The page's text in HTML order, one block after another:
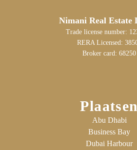
Nimani Real Estate
Trade license number:
RERA Licensed:
Broker card: 68250
Plaatsen
Abu Dhabi
Business Bay
Dubai Harbour